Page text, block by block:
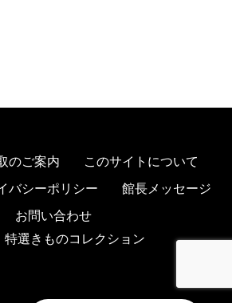
のご案内
このサイトについて
バシーポリシー
館長メッセージ
お問い合わせ
選きものコレクション